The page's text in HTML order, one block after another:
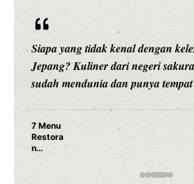
Siapa yang tidak kenal dengan
Jepang? Kuliner dari negeri
sudah mendunia dan punya
7 Menu
Restora
n
Jepang
yang